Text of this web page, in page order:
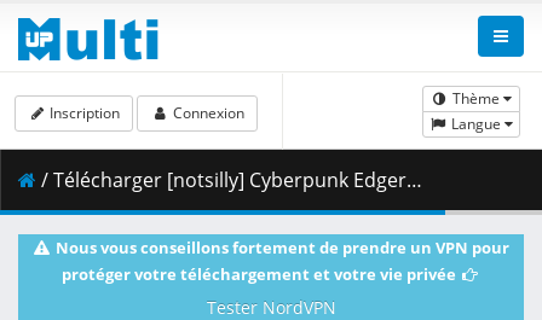
Thème
Langue
Inscription Connexion
/ Télécharger [notsilly] Cyberpunk Edgerunners - S01E10 (WEB-DL 1080p HEVC E-AC-3) .mkv.003 ( 420.35 MB )
Nous vous conseillons fortement de prendre un VPN pour
protéger votre téléchargement et votre vie privée
Tester NordVPN